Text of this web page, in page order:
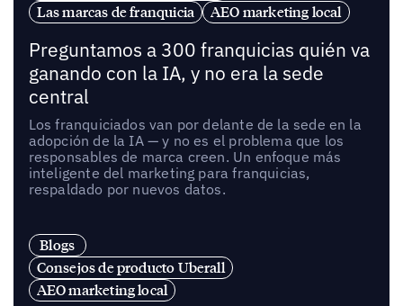
Las marcas de franquicia
AEO marketing local
Preguntamos a 300 franquicias quién va
ganando con la IA, y no era la sede
central
Los franquiciados van por delante de la sede en la
adopción de la IA — y no es el problema que los
responsables de marca creen. Un enfoque más
inteligente del marketing para franquicias,
respaldado por nuevos datos.
Blogs
Consejos de producto Uberall
AEO marketing local